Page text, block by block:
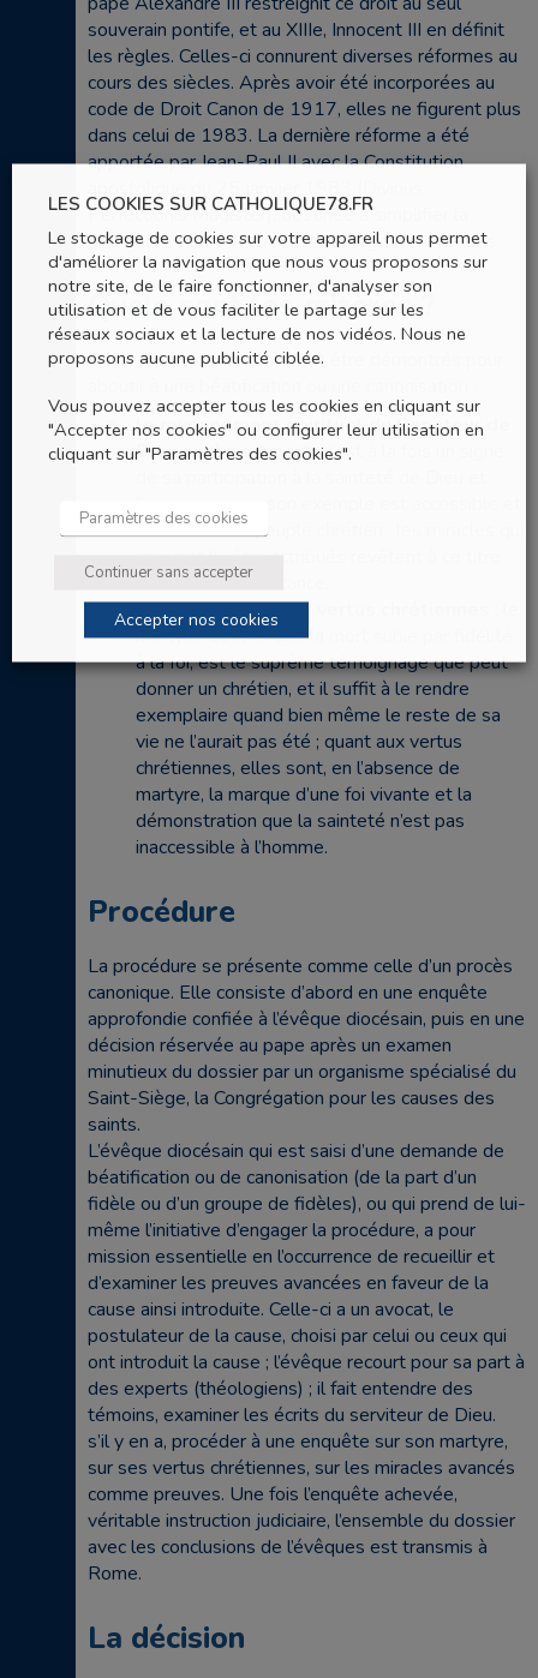
souverain pontife, et au XIIIe, Innocent III en définit
les règles. Celles-ci connurent diverses réformes au
cours des siècles. Après avoir été incorporées au
code de Droit Canon de 1917, elles ne figurent plus
dans celui de 1983. La dernière réforme a été
apportée par Jean-Paul II avec la Constitution
Perfectionis Magister), destinée à simplifier la
procédure et à y associer davantage les évêques.
Quels sont les critères ?
Deux ordres de faits doivent être démontrés pour
le rayonnement spirituel du Serviteur de
Dieu après sa mort: c’est à la fois un signe
bienfaisant au peuple chrétien ; les miracles qui
une grande importance.
son martyre ou ses vertus chrétiennes
martyre, c’est-à-dire la mort subie par fidélité
à la foi, est le suprême témoignage que peut
donner un chrétien, et il suffit à le rendre
exemplaire quand bien même le reste de sa
vie ne l’aurait pas été ; quant aux vertus
chrétiennes, elles sont, en l’absence de
martyre, la marque d’une foi vivante et la
démonstration que la sainteté n’est pas
inaccessible à l’homme.
Procédure
La procédure se présente comme celle d’un procès
canonique. Elle consiste d’abord en une enquête
approfondie confiée à l’évêque diocésain, puis en une
décision réservée au pape après un examen
minutieux du dossier par un organisme spécialisé du
Saint-Siège, la Congrégation pour les causes des
saints.
L’évêque diocésain qui est saisi d’une demande de
béatification ou de canonisation (de la part d’un
fidèle ou d’un groupe de fidèles), ou qui prend de lui-
même l’initiative d’engager la procédure, a pour
mission essentielle en l’occurrence de recueillir et
d’examiner les preuves avancées en faveur de la
cause ainsi introduite. Celle-ci a un avocat, le
postulateur de la cause, choisi par celui ou ceux qui
ont introduit la cause ; l’évêque recourt pour sa part à
des experts (théologiens) ; il fait entendre des
témoins, examiner les écrits du serviteur de Dieu.
s’il y en a, procéder à une enquête sur son martyre,
sur ses vertus chrétiennes, sur les miracles avancés
comme preuves. Une fois l’enquête achevée,
véritable instruction judiciaire, l’ensemble du dossier
avec les conclusions de l’évêques est transmis à
Rome.
La décision
LES COOKIES SUR CATHOLIQUE78.FR
Le stockage de cookies sur votre appareil nous permet
d'améliorer la navigation que nous vous proposons sur
notre site, de le faire fonctionner, d'analyser son
utilisation et de vous faciliter le partage sur les
réseaux sociaux et la lecture de nos vidéos. Nous ne
proposons aucune publicité ciblée.
Vous pouvez accepter tous les cookies en cliquant sur
"Accepter nos cookies" ou configurer leur utilisation en
cliquant sur "Paramètres des cookies".
Paramètres des cookies
Continuer sans accepter
Accepter nos cookies